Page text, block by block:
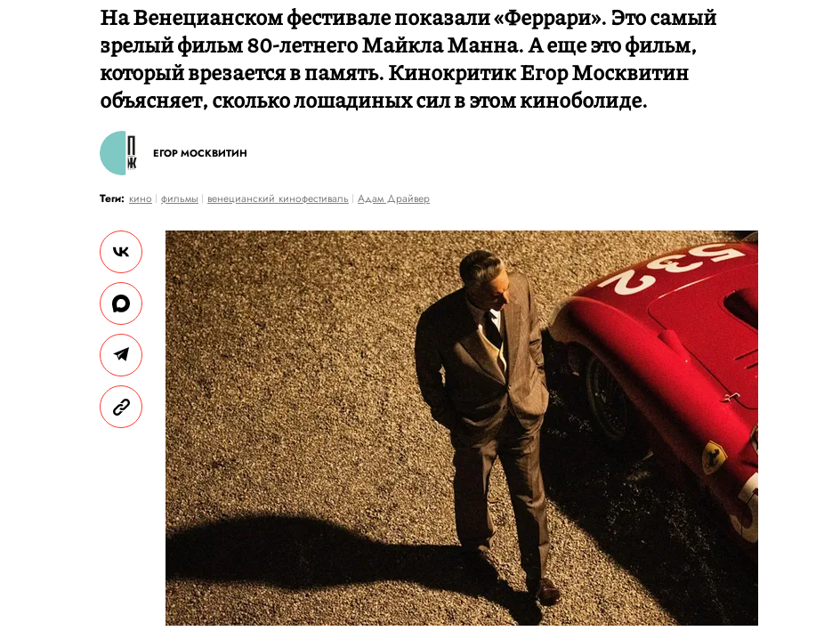
На Венецианском фестивале показали «Феррари». Это самый
зрелый фильм 80-летнего Майкла Манна. А еще это фильм,
который врезается в память. Кинокритик Егор Москвитин
объясняет, сколько лошадиных сил в этом киноболиде.
ЕГОР МОСКВИТИН
Теги: кино фильмы венецианский кинофестиваль Адам Драйвер